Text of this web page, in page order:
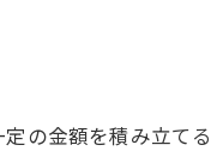
の金額を積み立て